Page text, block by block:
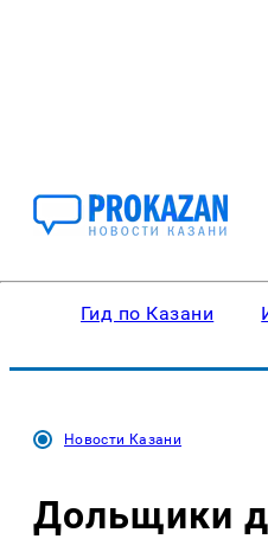
Гид по Казани
Новости Казани
Дольщики